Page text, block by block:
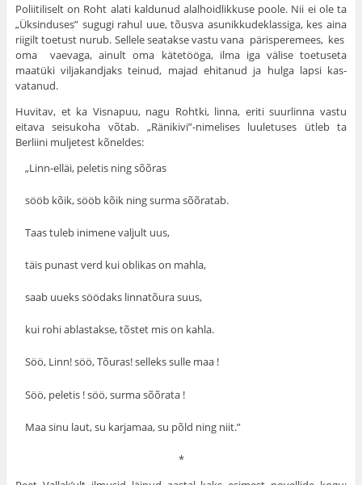
Poliitiliselt on Roht alati kaldunud alalhoidlikkuse poole. Nii ei ole ta
„Üksinduses” sugugi rahul uue, tõusva asunikkudeklassiga, kes aina
riigilt toetust nurub. Sellele seatakse vastu vana pärisperemees, kes
oma vaevaga, ainult oma kätetööga, ilma iga välise toetuseta
maatüki viljakandjaks teinud, majad ehitanud ja hulga lapsi kas­
vatanud.
Huvitav, et ka Visnapuu, nagu Rohtki, linna, eriti suur­linna vastu
eitava seisukoha võtab. „Ränikivi”-nimelises luuletuses ütleb ta
Berliini muljetest kõneldes:
„Linn-elläi, peletis ning sõõras
sööb kõik, sööb kõik ning surma sõõratab.
Taas tuleb inimene valjult uus,
täis punast verd kui oblikas on mahla,
saab uueks söödaks linnatõura suus,
kui rohi ablastakse, tõstet mis on kahla.
Söö, Linn! söö, Tõuras! selleks sulle maa !
Söö, peletis ! söö, surma sõõrata !
Maa sinu laut, su karjamaa, su põld ning niit.”
*